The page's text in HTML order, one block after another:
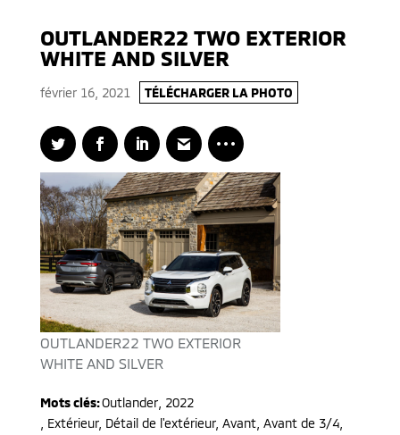
OUTLANDER22 TWO EXTERIOR
WHITE AND SILVER
février 16, 2021 TÉLÉCHARGER LA PHOTO
OUTLANDER22 TWO EXTERIOR
WHITE AND SILVER
Mots clés:Outlander, 2022
Extérieur, Détail de l'extérieur, Avant, Avant de 3/4,